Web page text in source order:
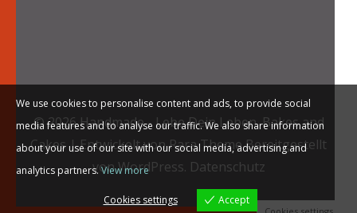
© 2026Handmade - Lebe Dein Leben.Bakes and
Cakes | Entwickelt vonRara ThemeBereitgestellt
vonWordPress. Datenschutz
We use cookies to personalise content and ads, to provide social
media features and to analyse our traffic. We also share information
about your use of our site with our social media, advertising and
analytics partners.View more
Cookies settings Accept